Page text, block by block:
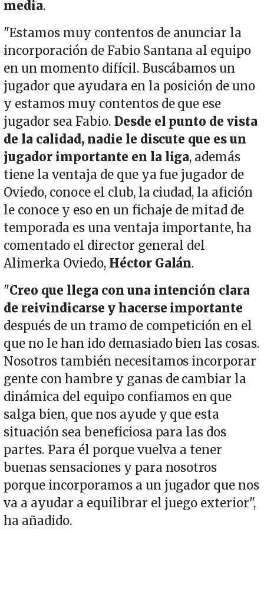
media.
"Estamos muy contentos de anunciar la
incorporación de Fabio Santana al equipo
en un momento difícil. Buscábamos un
jugador que ayudara en la posición de uno
y estamos muy contentos de que ese
jugador sea Fabio. Desde el punto de vista
de la calidad, nadie le discute que es un
jugador importante en la liga, además
tiene la ventaja de que ya fue jugador de
Oviedo, conoce el club, la ciudad, la afición
le conoce y eso en un fichaje de mitad de
temporada es una ventaja importante, ha
comentado el director general del
Alimerka Oviedo, Héctor Galán.
"Creo que llega con una intención clara
de reivindicarse y hacerse importante
después de un tramo de competición en el
que no le han ido demasiado bien las cosas.
Nosotros también necesitamos incorporar
gente con hambre y ganas de cambiar la
dinámica del equipo confiamos en que
salga bien, que nos ayude y que esta
situación sea beneficiosa para las dos
partes. Para él porque vuelva a tener
buenas sensaciones y para nosotros
porque incorporamos a un jugador que nos
va a ayudar a equilibrar el juego exterior",
ha añadido.